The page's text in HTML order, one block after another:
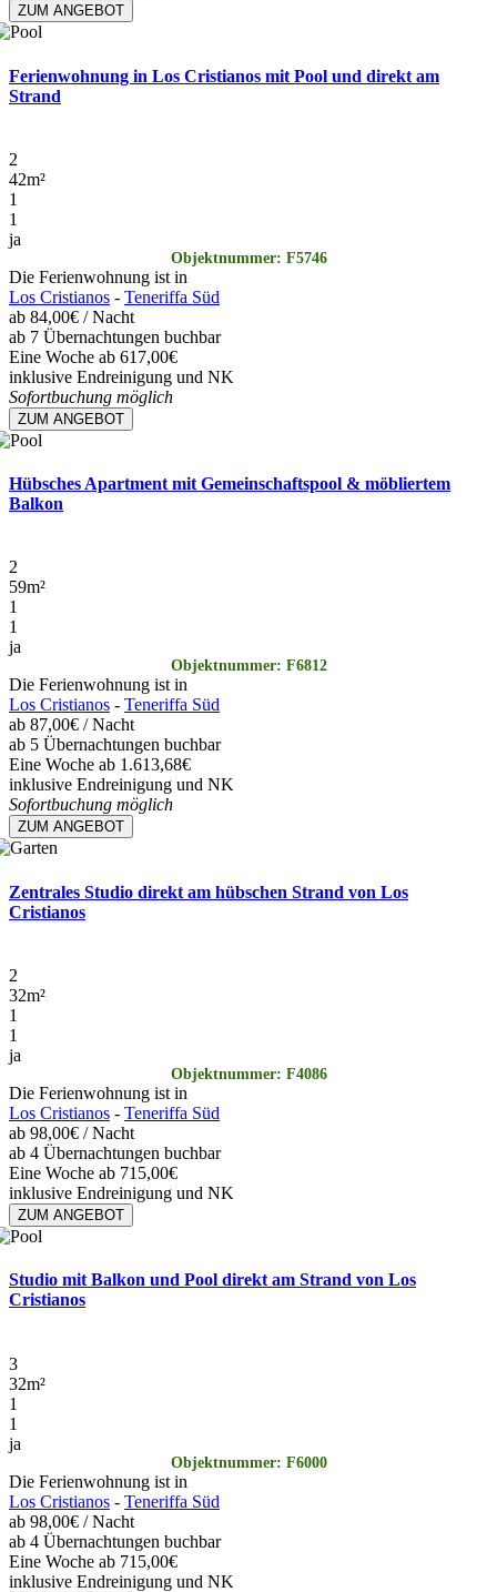
ZUM ANGEBOT
Ferienwohnung in Los Cristianos mit Pool und direkt am
Strand
2
42m²
1
1
ja
Objektnummer: F5746
Die Ferienwohnung ist in
Los Cristianos - Teneriffa Süd
ab 84,00€ / Nacht
ab 7 Übernachtungen buchbar
Eine Woche ab 617,00€
inklusive Endreinigung und NK
Sofortbuchung möglich
ZUM ANGEBOT
Hübsches Apartment mit Gemeinschaftspool & möbliertem
Balkon
2
59m²
1
1
ja
Objektnummer: F6812
Die Ferienwohnung ist in
Los Cristianos - Teneriffa Süd
ab 87,00€ / Nacht
ab 5 Übernachtungen buchbar
Eine Woche ab 1.613,68€
inklusive Endreinigung und NK
Sofortbuchung möglich
ZUM ANGEBOT
Zentrales Studio direkt am hübschen Strand von Los
Cristianos
2
32m²
1
1
ja
Objektnummer: F4086
Die Ferienwohnung ist in
Los Cristianos - Teneriffa Süd
ab 98,00€ / Nacht
ab 4 Übernachtungen buchbar
Eine Woche ab 715,00€
inklusive Endreinigung und NK
ZUM ANGEBOT
Studio mit Balkon und Pool direkt am Strand von Los
Cristianos
3
32m²
1
1
ja
Objektnummer: F6000
Die Ferienwohnung ist in
Los Cristianos - Teneriffa Süd
ab 98,00€ / Nacht
ab 4 Übernachtungen buchbar
Eine Woche ab 715,00€
inklusive Endreinigung und NK